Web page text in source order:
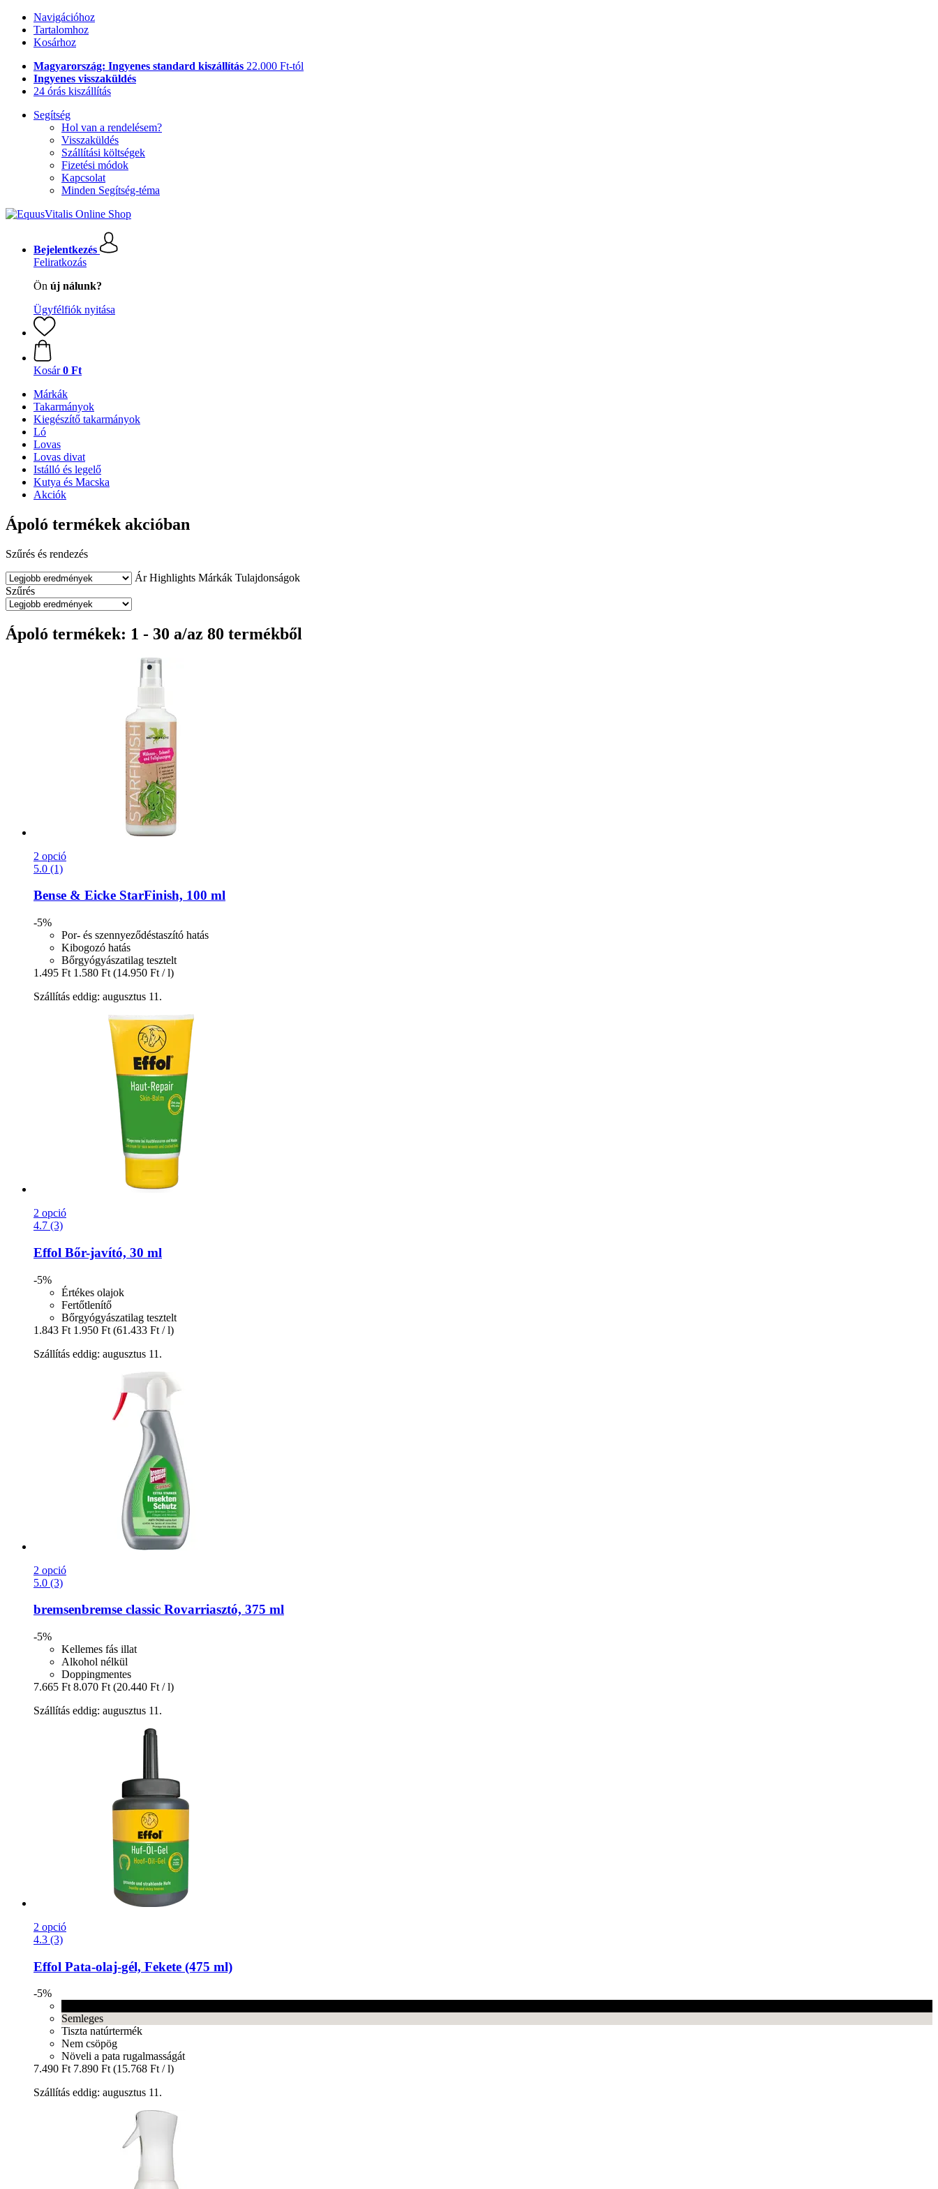
Navigációhoz
Tartalomhoz
Kosárhoz
Magyarország: Ingyenes standard kiszállítás 22.000 Ft-tól
Ingyenes visszaküldés
24 órás kiszállítás
Segítség
Hol van a rendelésem?
Visszaküldés
Szállítási költségek
Fizetési módok
Kapcsolat
Minden Segítség-téma
Bejelentkezés
Feliratkozás
Ön új nálunk?
Ügyfélfiók nyitása
Kosár 0 Ft
Márkák
Takarmányok
Kiegészítő takarmányok
Ló
Lovas
Lovas divat
Istálló és legelő
Kutya és Macska
Akciók
Ápoló termékek akcióban
Szűrés és rendezés
Ár Highlights Márkák Tulajdonságok
Szűrés
Ápoló termékek: 1 - 30 a/az 80 termékből
2 opció
5.0 (1)
Bense & Eicke StarFinish, 100 ml
-5%
Por- és szennyeződéstaszító hatás
Kibogozó hatás
Bőrgyógyászatilag tesztelt
1.495 Ft 1.580 Ft (14.950 Ft / l)
Szállítás eddig: augusztus 11.
2 opció
4.7 (3)
Effol Bőr-​javító, 30 ml
-5%
Értékes olajok
Fertőtlenítő
Bőrgyógyászatilag tesztelt
1.843 Ft 1.950 Ft (61.433 Ft / l)
Szállítás eddig: augusztus 11.
2 opció
5.0 (3)
bremsenbremse classic Rovarriasztó, 375 ml
-5%
Kellemes fás illat
Alkohol nélkül
Doppingmentes
7.665 Ft 8.070 Ft (20.440 Ft / l)
Szállítás eddig: augusztus 11.
2 opció
4.3 (3)
Effol Pata-​olaj-​gél, Fekete (475 ml)
-5%
Semleges
Tiszta natúrtermék
Nem csöpög
Növeli a pata rugalmasságát
7.490 Ft 7.890 Ft (15.768 Ft / l)
Szállítás eddig: augusztus 11.